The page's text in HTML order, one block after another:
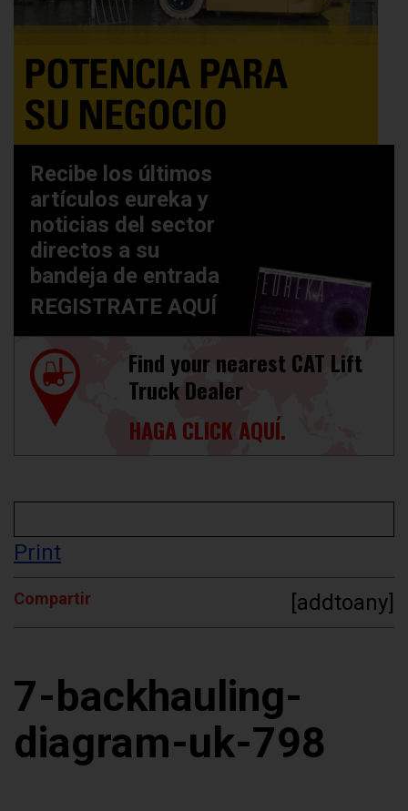
Recibe los últimos
artículos eureka y
noticias del sector
directos a su
bandeja de entrada
REGISTRATE AQUÍ
Find your nearest CAT Lift
Truck Dealer
HAGA CLICK AQUÍ.
Print
Compartir [addtoany]
7-backhauling-
diagram-uk-798